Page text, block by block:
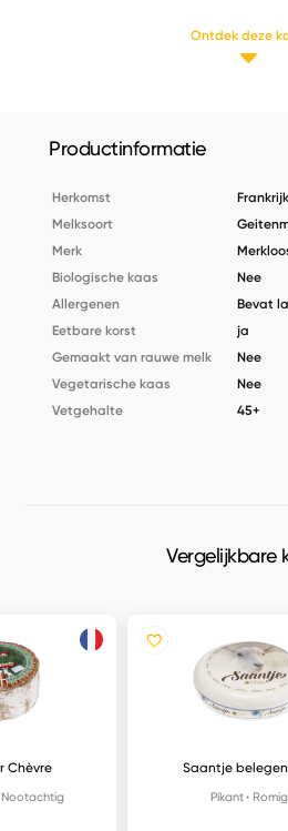
Ontdek deze
Productinformatie
Herkomst
Frankrijk
Melksoort
Merk
Biologische kaas
Nee
Allergenen
Bevat
Eetbare korst
ja
Gemaakt van rauwe melk
Nee
Vegetarische kaas
Nee
Vetgehalte
45+
Vergelijkbare
Chèvre
Nootachtig
Saantje
Pikant Romig